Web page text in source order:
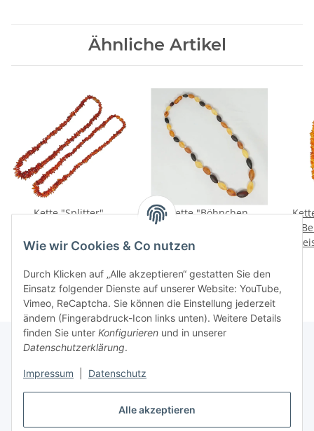
Alle akzeptieren
Wie wir Cookies & Co nutzen
Durch Klicken auf „Alle akzeptieren“ gestatten Sie den
Einsatz folgender Dienste auf unserer Website: YouTube,
Vimeo, ReCaptcha. Sie können die Einstellung jederzeit
ändern (Fingerabdruck-Icon links unten). Weitere Details
finden Sie unter Konfigurieren und in unserer
Datenschutzerklärung.
Impressum Datenschutz
Ähnliche Artikel
Kette "Splitter",
Preise nach Anmeldung
Kette "Böhnchen,
Bernstein, ca. 48 cm
Preise nach Anmeldung
Informationen
Gesetzliche Informationen